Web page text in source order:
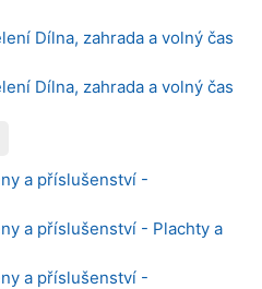
Dílna, zahrada a volný čas
Dílna, zahrada a volný čas
a příslušenství -
a příslušenství - Plachty a
a příslušenství -